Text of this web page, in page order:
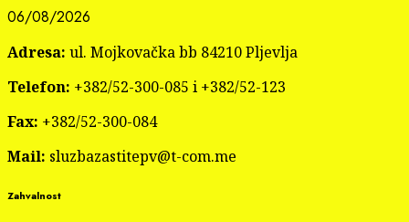
06/08/2026
Adresa: ul. Mojkovačka bb 84210 Pljevlja
Telefon: +382/52-300-085 i +382/52-123
Fax: +382/52-300-084
Mail: sluzbazastitepv@t-com.me
Zahvalnost